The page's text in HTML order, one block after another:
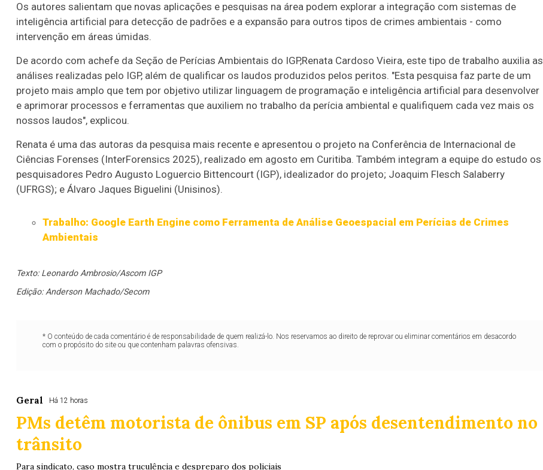
Os autores salientam que novas aplicações e pesquisas na área podem explorar a integração com sistemas de
inteligência artificial para detecção de padrões e a expansão para outros tipos de crimes ambientais - como
intervenção em áreas úmidas.
De acordo com achefe da Seção de Perícias Ambientais do IGP,Renata Cardoso Vieira, este tipo de trabalho auxilia as
análises realizadas pelo IGP, além de qualificar os laudos produzidos pelos peritos. "Esta pesquisa faz parte de um
projeto mais amplo que tem por objetivo utilizar linguagem de programação e inteligência artificial para desenvolver
e aprimorar processos e ferramentas que auxiliem no trabalho da perícia ambiental e qualifiquem cada vez mais os
nossos laudos", explicou.
Renata é uma das autoras da pesquisa mais recente e apresentou o projeto na Conferência de Internacional de
Ciências Forenses (InterForensics 2025), realizado em agosto em Curitiba. Também integram a equipe do estudo os
pesquisadores Pedro Augusto Loguercio Bittencourt (IGP), idealizador do projeto; Joaquim Flesch Salaberry
(UFRGS); e Álvaro Jaques Biguelini (Unisinos).
Trabalho: Google Earth Engine como Ferramenta de Análise Geoespacial em Perícias de Crimes
Ambientais
Texto: Leonardo Ambrosio/Ascom IGP
Edição: Anderson Machado/Secom
* O conteúdo de cada comentário é de responsabilidade de quem realizá-lo. Nos reservamos ao direito de reprovar ou eliminar comentários em desacordo
com o propósito do site ou que contenham palavras ofensivas.
Geral Há 12 horas
PMs detêm motorista de ônibus em SP após desentendimento no
trânsito
Para sindicato, caso mostra truculência e despreparo dos policiais
22
detalhes
60 65 69 78 88 91